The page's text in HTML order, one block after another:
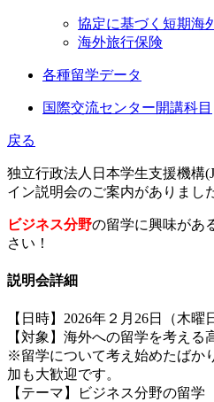
協定に基づく短期海
海外旅行保険
各種留学データ
国際交流センター開講科目
戻る
独立行政法人日本学生支援機構
イン説明会のご案内がありまし
ビジネス分野の留学に興味があ
さい！
説明会詳細
【日時】2026年２月26日（木曜
【対象】海外への留学を考える
※留学について考え始めたばか
加も大歓迎です。
【テーマ】ビジネス分野の留学